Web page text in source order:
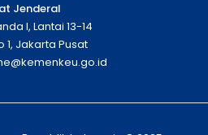
Jenderal
I, Lantai 13-14
1, Jakarta Pusat